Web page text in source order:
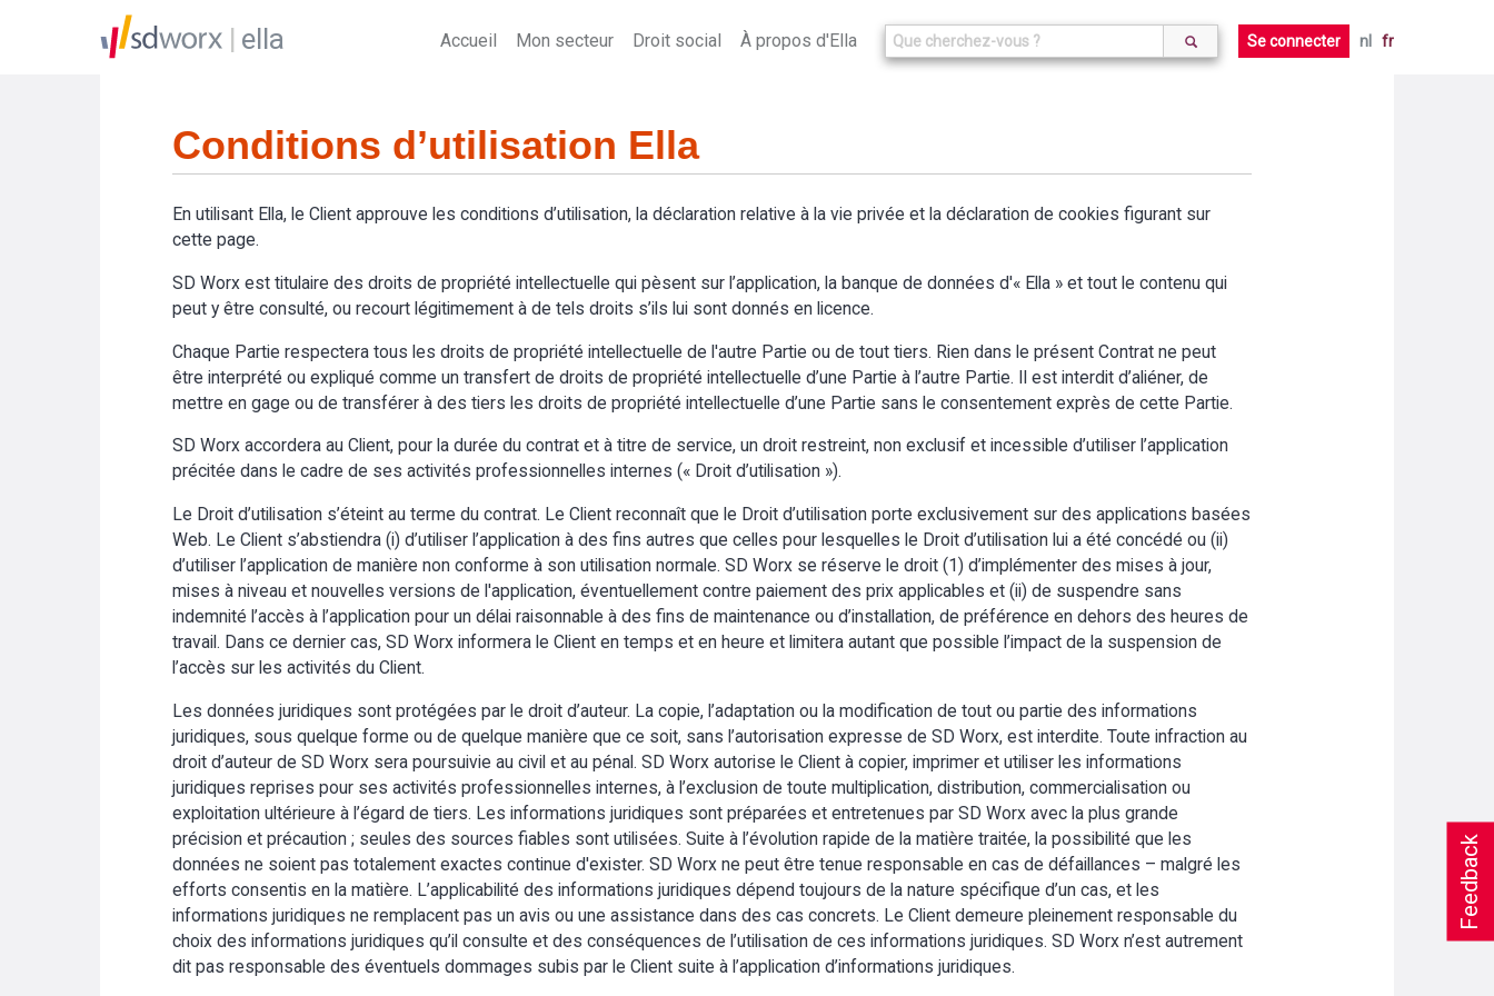
Feedback
ella Accueil Mon secteur Droit social À propos d'Ella Se connecter nl fr
Conditions d’utilisation Ella
En utilisant Ella, le Client approuve les conditions d’utilisation, la déclaration relative à la vie privée et la déclaration de cookies figurant sur
cette page.
SD Worx est titulaire des droits de propriété intellectuelle qui pèsent sur l’application, la banque de données d'« Ella » et tout le contenu qui
peut y être consulté, ou recourt légitimement à de tels droits s’ils lui sont donnés en licence.
Chaque Partie respectera tous les droits de propriété intellectuelle de l'autre Partie ou de tout tiers. Rien dans le présent Contrat ne peut
être interprété ou expliqué comme un transfert de droits de propriété intellectuelle d’une Partie à l’autre Partie. Il est interdit d’aliéner, de
mettre en gage ou de transférer à des tiers les droits de propriété intellectuelle d’une Partie sans le consentement exprès de cette Partie.
SD Worx accordera au Client, pour la durée du contrat et à titre de service, un droit restreint, non exclusif et incessible d’utiliser l’application
précitée dans le cadre de ses activités professionnelles internes (« Droit d’utilisation »).
Le Droit d’utilisation s’éteint au terme du contrat. Le Client reconnaît que le Droit d’utilisation porte exclusivement sur des applications basées
Web. Le Client s’abstiendra (i) d’utiliser l’application à des fins autres que celles pour lesquelles le Droit d’utilisation lui a été concédé ou (ii)
d’utiliser l’application de manière non conforme à son utilisation normale. SD Worx se réserve le droit (1) d’implémenter des mises à jour,
mises à niveau et nouvelles versions de l'application, éventuellement contre paiement des prix applicables et (ii) de suspendre sans
indemnité l’accès à l’application pour un délai raisonnable à des fins de maintenance ou d’installation, de préférence en dehors des heures de
travail. Dans ce dernier cas, SD Worx informera le Client en temps et en heure et limitera autant que possible l’impact de la suspension de
l’accès sur les activités du Client.
Les données juridiques sont protégées par le droit d’auteur. La copie, l’adaptation ou la modification de tout ou partie des informations
juridiques, sous quelque forme ou de quelque manière que ce soit, sans l’autorisation expresse de SD Worx, est interdite. Toute infraction au
droit d’auteur de SD Worx sera poursuivie au civil et au pénal. SD Worx autorise le Client à copier, imprimer et utiliser les informations
juridiques reprises pour ses activités professionnelles internes, à l’exclusion de toute multiplication, distribution, commercialisation ou
exploitation ultérieure à l’égard de tiers. Les informations juridiques sont préparées et entretenues par SD Worx avec la plus grande
précision et précaution ; seules des sources fiables sont utilisées. Suite à l’évolution rapide de la matière traitée, la possibilité que les
données ne soient pas totalement exactes continue d'exister. SD Worx ne peut être tenue responsable en cas de défaillances – malgré les
efforts consentis en la matière. L’applicabilité des informations juridiques dépend toujours de la nature spécifique d’un cas, et les
informations juridiques ne remplacent pas un avis ou une assistance dans des cas concrets. Le Client demeure pleinement responsable du
choix des informations juridiques qu’il consulte et des conséquences de l’utilisation de ces informations juridiques. SD Worx n’est autrement
dit pas responsable des éventuels dommages subis par le Client suite à l’application d’informations juridiques.